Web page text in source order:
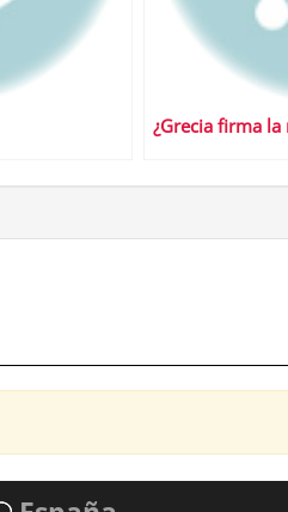
¿Grecia firma la